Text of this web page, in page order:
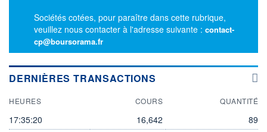
Sociétés cotées, pour paraître dans cette rubrique,
veuillez nous contacter à l'adresse suivante : contact-
cp@boursorama.fr
DERNIÈRES TRANSACTIONS
HEURES COURS QUANTITÉ
17:35:20 16,642
89